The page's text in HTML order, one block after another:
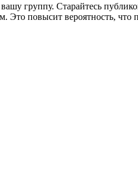
группу. Старайтесь
повысит вероятность, что